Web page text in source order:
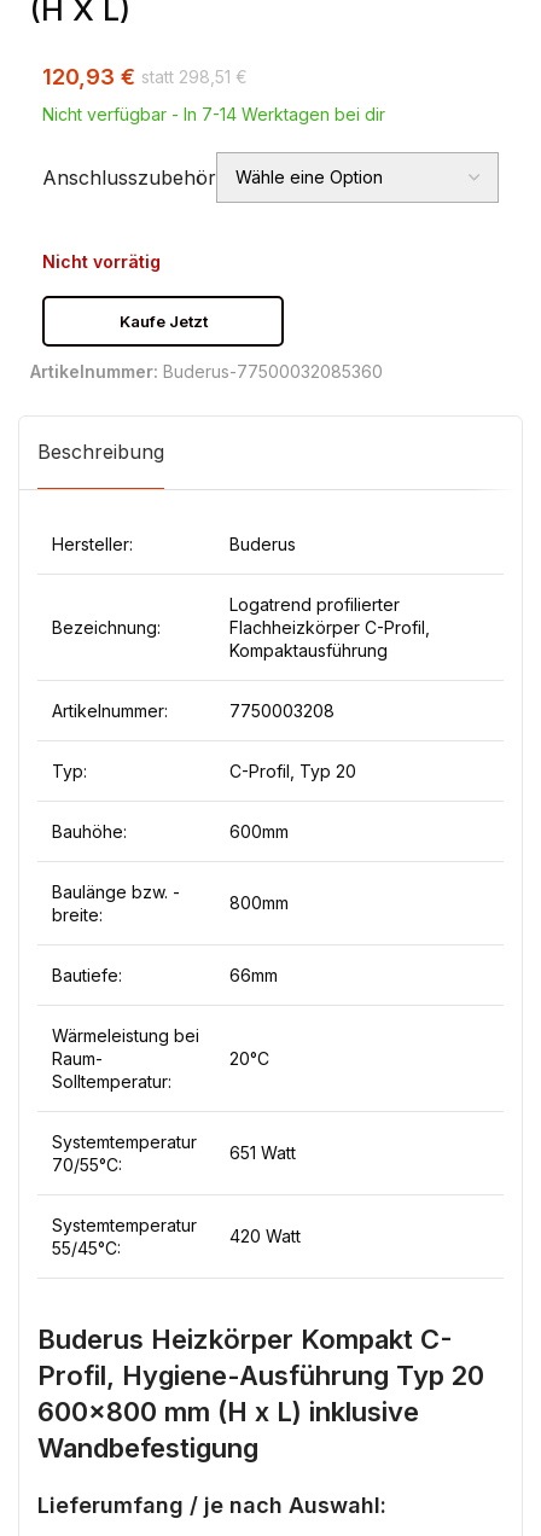
(H X L)
298,51 €
120,93 €
Nicht verfügbar - In 7-14 Werktagen bei dir
Anschlusszubehör
Nicht vorrätig
Kaufe Jetzt
Artikelnummer: Buderus-77500032085360
Beschreibung
Hersteller: Buderus
Bezeichnung:
Logatrend profilierter
Flachheizkörper C-Profil,
Kompaktausführung
Artikelnummer: 7750003208
Typ: C-Profil, Typ 20
Bauhöhe: 600mm
Baulänge bzw. -
breite:
800mm
Bautiefe: 66mm
Wärmeleistung bei
Raum-
Solltemperatur:
20°C
Systemtemperatur
70/55°C:
651 Watt
Systemtemperatur
55/45°C:
420 Watt
Buderus Heizkörper Kompakt C-
Profil, Hygiene-Ausführung Typ 20
600×800 mm (H x L) inklusive
Wandbefestigung
Lieferumfang / je nach Auswahl: